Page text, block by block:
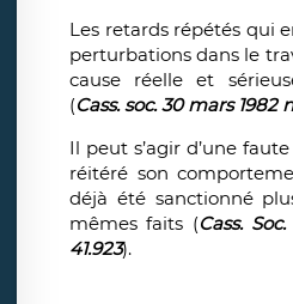
Les retards répétés qui
perturbations dans le
cause réelle et
(Cass. soc. 30 mars 1982
Il peut s’agir d’une
réitéré son
déjà été sanctionné
mêmes faits (Cass.
41.923).